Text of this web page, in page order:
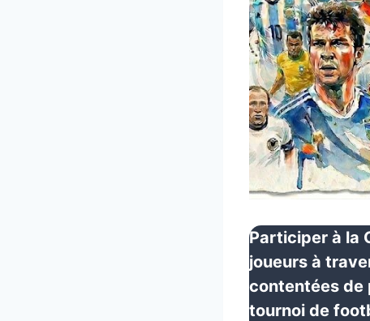
Participer à la
joueurs à
contentées de
tournoi de